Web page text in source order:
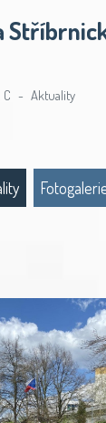
C Aktuality